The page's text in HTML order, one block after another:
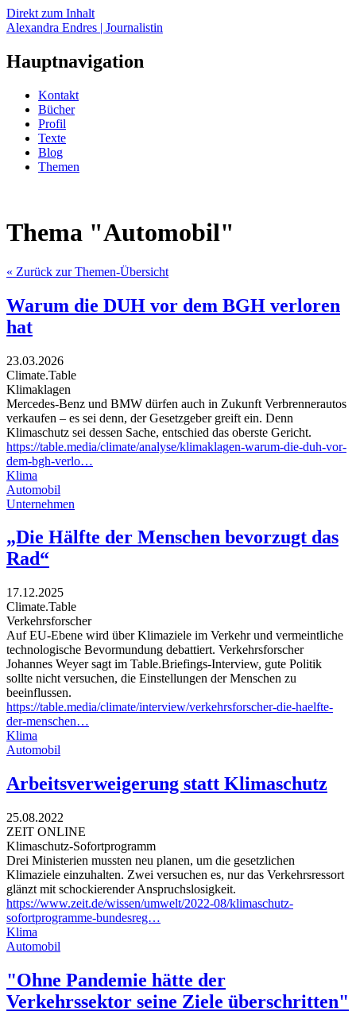
Direkt zum Inhalt
Alexandra Endres | Journalistin
Hauptnavigation
Kontakt
Bücher
Profil
Texte
Blog
Themen
Thema "Automobil"
« Zurück zur Themen-Übersicht
Warum die DUH vor dem BGH verloren
hat
23.03.2026
Climate.Table
Klimaklagen
Mercedes-Benz und BMW dürfen auch in Zukunft Verbrennerautos
verkaufen – es sei denn, der Gesetzgeber greift ein. Denn
Klimaschutz sei dessen Sache, entschied das oberste Gericht.
https://table.media/climate/analyse/klimaklagen-warum-die-duh-vor-
dem-bgh-verlo…
Klima
Automobil
Unternehmen
„Die Hälfte der Menschen bevorzugt das
Rad“
17.12.2025
Climate.Table
Verkehrsforscher
Auf EU-Ebene wird über Klimaziele im Verkehr und vermeintliche
technologische Bevormundung debattiert. Verkehrsforscher
Johannes Weyer sagt im Table.Briefings-Interview, gute Politik
sollte nicht versuchen, die Einstellungen der Menschen zu
beeinflussen.
https://table.media/climate/interview/verkehrsforscher-die-haelfte-
der-menschen…
Klima
Automobil
Arbeitsverweigerung statt Klimaschutz
25.08.2022
ZEIT ONLINE
Klimaschutz-Sofortprogramm
Drei Ministerien mussten neu planen, um die gesetzlichen
Klimaziele einzuhalten. Zwei versuchen es, nur das Verkehrsressort
glänzt mit schockierender Anspruchslosigkeit.
https://www.zeit.de/wissen/umwelt/2022-08/klimaschutz-
sofortprogramme-bundesreg…
Klima
Automobil
"Ohne Pandemie hätte der
Verkehrssektor seine Ziele überschritten"